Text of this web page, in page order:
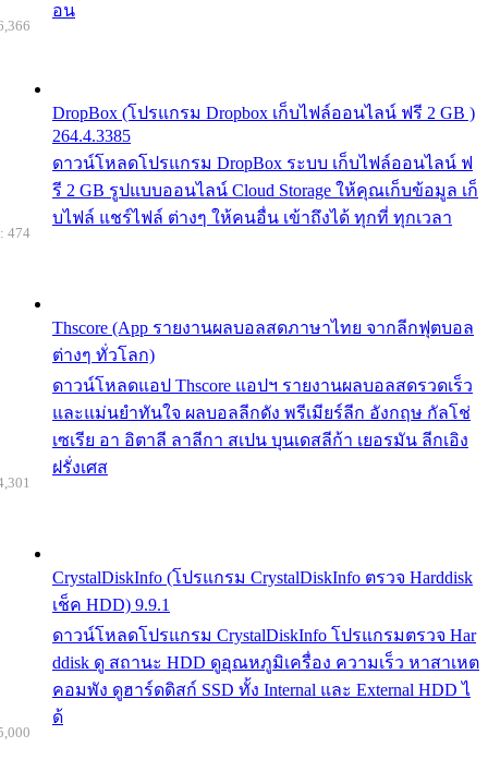
อน
DropBox (โปรแกรม Dropbox เก็บไฟล์ออนไลน์ ฟรี 2 GB )
264.4.3385
ดาวน์โหลดโปรแกรม DropBox ระบบ เก็บไฟล์ออนไลน์ ฟ
รี 2 GB รูปแบบออนไลน์ Cloud Storage ให้คุณเก็บข้อมูล เก็
บไฟล์ แชร์ไฟล์ ต่างๆ ให้คนอื่น เข้าถึงได้ ทุกที่ ทุกเวลา
Thscore (App รายงานผลบอลสดภาษาไทย จากลีกฟุตบอล
ต่างๆ ทั่วโลก)
ดาวน์โหลดแอป Thscore แอปฯ รายงานผลบอลสดรวดเร็ว
และแม่นยำทันใจ ผลบอลลีกดัง พรีเมียร์ลีก อังกฤษ กัลโช่
เซเรีย อา อิตาลี ลาลีกา สเปน บุนเดสลีก้า เยอรมัน ลีกเอิง
ฝรั่งเศส
474
CrystalDiskInfo (โปรแกรม CrystalDiskInfo ตรวจ Harddisk
เช็ค HDD) 9.9.1
ดาวน์โหลดโปรแกรม CrystalDiskInfo โปรแกรมตรวจ Har
ddisk ดู สถานะ HDD ดูอุณหภูมิเครื่อง ความเร็ว หาสาเหต
คอมพัง ดูฮาร์ดดิสก์ SSD ทั้ง Internal และ External HDD ไ
ด้